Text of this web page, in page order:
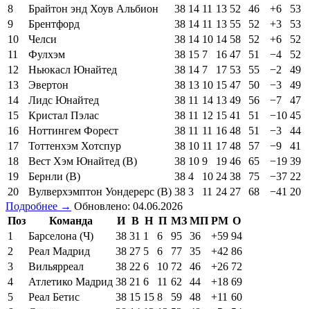
8
Брайтон энд Хоув Альбион 38 14 11 13 52 46 +6
53
9
Брентфорд 38 14 11 13 55 52 +3
53
10
Челси 38 14 10 14 58 52 +6
52
11
Фулхэм 38 15 7 16 47 51 −4
52
12
Ньюкасл Юнайтед 38 14 7 17 53 55 −2
49
13
Эвертон 38 13 10 15 47 50 −3
49
14
Лидс Юнайтед 38 11 14 13 49 56 −7
47
15
Кристал Пэлас 38 11 12 15 41 51 −10 45
16
Ноттингем Форест 38 11 11 16 48 51 −3
44
17
Тоттенхэм Хотспур 38 10 11 17 48 57 −9
41
18
Вест Хэм Юнайтед (В) 38 10 9 19 46 65 −19 39
19
Бернли (В) 38 4 10 24 38 75 −37 22
20
Вулверхэмптон Уондерерс (В) 38 3 11 24 27 68 −41 20
Подробнее → Обновлено: 04.06.2026
Поз
Команда И В Н П МЗ МП РМ О
1
Барселона (Ч) 38 31 1 6 95 36 +59 94
2
Реал Мадрид 38 27 5 6 77 35 +42 86
3
Вильярреал 38 22 6 10 72 46 +26 72
4
Атлетико Мадрид 38 21 6 11 62 44 +18 69
5
Реал Бетис 38 15 15 8 59 48 +11 60